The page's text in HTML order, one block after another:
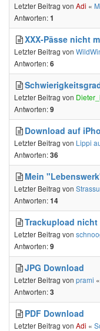
Letzter Beitrag von Adi «
Antworten:1
XXX-Pässe nicht
Letzter Beitrag von
Antworten:6
Letzter Beitrag von
Antworten:9
Download auf
Letzter Beitrag von Lippi
Antworten:36
Mein
Letzter Beitrag von
Antworten:14
Trackupload nicht
Letzter Beitrag von
Antworten:9
JPG Download
Letzter Beitrag von prami «
Antworten:3
PDF Download
Letzter Beitrag von Adi «